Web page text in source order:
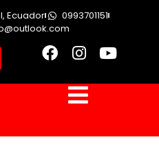
Ecuador
0993701151